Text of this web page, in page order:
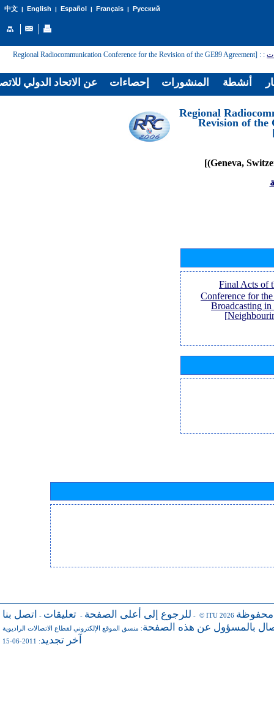
中文| English | Español | Français| Русский
:
: [Regional Radiocommunication Conference for the Revision of the GE89 Agreement
[Regional
Revision of the
[Final Acts of
Conference for
Broadcasting
للرجوع إلى أعلى الصفحة - تعليقات - اتصل بنا - © ITU 2026 محفوظة
بالمسؤول عن هذه الصفحة: منسق الموقع الإلكتروني لقطاع الاتصالات الراديوية
آخر تجديد: 2011-06-15
عن الاتحاد الدولي إحصاءات المنشورات أنشطة